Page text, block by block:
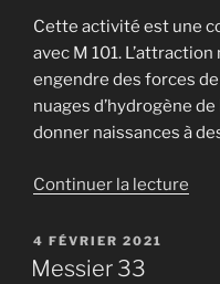
Cette activité est une
avec M 101.
engendre des forces
nuages d’hydrogène
donner naissances à
Continuer la lecture
PUBLIÉ
LE
4 FÉVRIER 2021
Messier 33